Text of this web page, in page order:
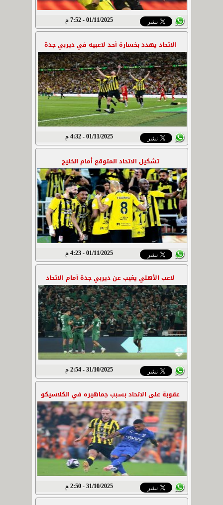
01/11/2025 - 7:52 م
الاتحاد يهدد بخسارة أحد لاعبيه في ديربي جدة
01/11/2025 - 4:32 م
تشكيل الاتحاد المتوقع أمام الخليج
01/11/2025 - 4:23 م
لاعب الأهلي يغيب عن ديربي جدة أمام الاتحاد
31/10/2025 - 2:54 م
عقوبة على الاتحاد بسبب جماهيره في الكلاسيكو
31/10/2025 - 2:50 م